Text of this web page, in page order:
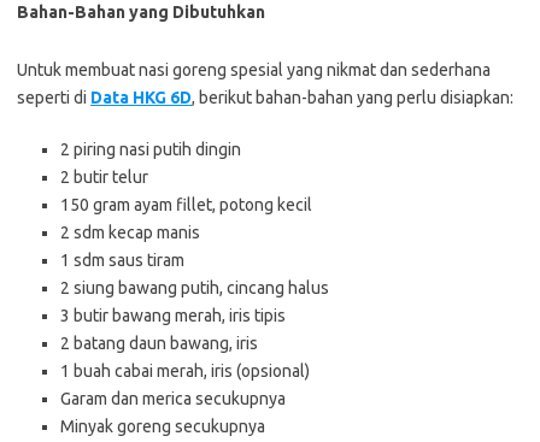
Bahan-Bahan yang Dibutuhkan
Untuk membuat nasi goreng spesial yang nikmat dan sederhana
seperti di Data HKG 6D, berikut bahan-bahan yang perlu disiapkan:
2 piring nasi putih dingin
2 butir telur
150 gram ayam fillet, potong kecil
2 sdm kecap manis
1 sdm saus tiram
2 siung bawang putih, cincang halus
3 butir bawang merah, iris tipis
2 batang daun bawang, iris
1 buah cabai merah, iris (opsional)
Garam dan merica secukupnya
Minyak goreng secukupnya